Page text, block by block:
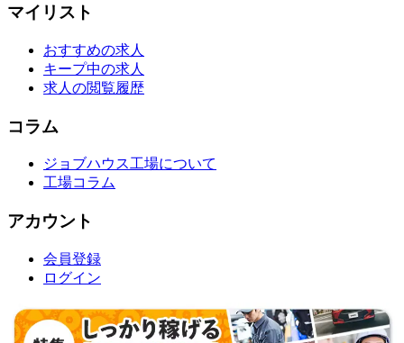
マイリスト
おすすめの求人
キープ中の求人
求人の閲覧履歴
コラム
ジョブハウス工場について
工場コラム
アカウント
会員登録
ログイン